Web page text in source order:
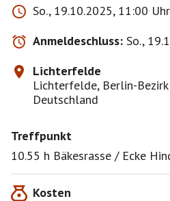
So., 19.10.2025, 11:00 Uhr
Anmeldeschluss: So.,
Lichterfelde
Lichterfelde, Berlin-
Deutschland
Treffpunkt
10.55 h Bäkesrasse / Ecke
Kosten